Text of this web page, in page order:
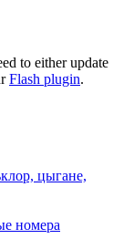
to either update
Flash plugin.
цыгане,
номера